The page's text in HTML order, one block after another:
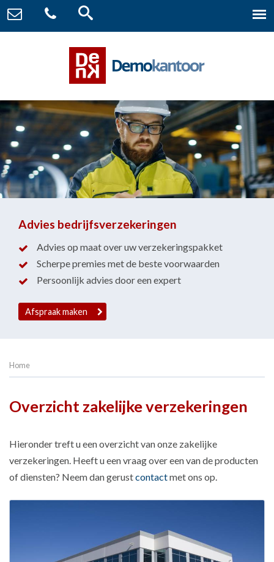
Advies bedrijfsverzekeringen
Advies op maat over uw verzekeringspakket
Scherpe premies met de beste voorwaarden
Persoonlijk advies door een expert
Afspraak maken
Home
Overzicht zakelijke verzekeringen
Hieronder treft u een overzicht van onze zakelijke
verzekeringen. Heeft u een vraag over een van de producten
of diensten? Neem dan gerustcontactmet ons op.